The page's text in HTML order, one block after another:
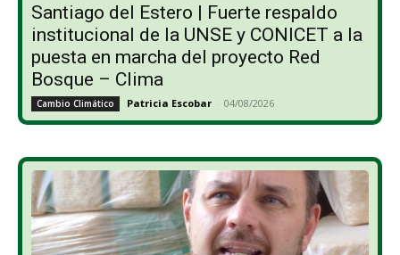
Santiago del Estero | Fuerte respaldo
institucional de la UNSE y CONICET a la
puesta en marcha del proyecto Red
Bosque – Clima
Cambio Climático Patricia Escobar - 04/08/2026